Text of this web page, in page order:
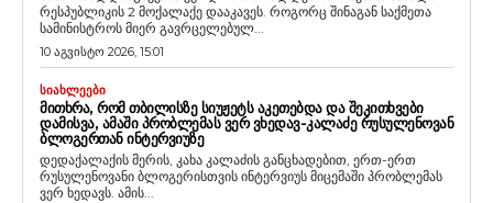
რესპუბლიკის 2 მოქალაქე დააკავეს. როგორც შინაგან საქმეთა
სამინისტროს მიერ გავრცელებულ...
10 აგვისტო 2026, 15:01
ᲡᲘᲐᲮᲚᲔᲔᲑᲘ
ᲛᲘᲗᲮᲠᲐ, ᲠᲝᲛ ᲗᲑᲘᲚᲘᲡᲖᲔ ᲡᲘᲣᲟᲔᲢᲡ ᲐᲙᲔᲗᲔᲑᲓᲐ ᲓᲐ ᲨᲔᲙᲘᲗᲮᲕᲔᲑᲘ
ᲓᲐᲛᲘᲡᲕᲐ, ᲐᲛᲐᲨᲘ ᲞᲠᲝᲑᲚᲔᲛᲐᲡ ᲕᲔᲠ ᲕᲮᲔᲓᲐᲕ-ᲙᲐᲚᲐᲫᲔ ᲠᲣᲡᲣᲚᲔᲜᲝᲕᲐᲜ
ᲑᲚᲝᲒᲔᲠᲗᲐᲜ ᲘᲜᲢᲔᲠᲕᲘᲣᲖᲔ
დედაქალაქის მერის, კახა კალაძის განცხადებით, ერთ-ერთ
რუსულენოვანი ბლოგერისთვის ინტერვიუს მიცემაში პრობლემას
ვერ ხედავს. ამის...